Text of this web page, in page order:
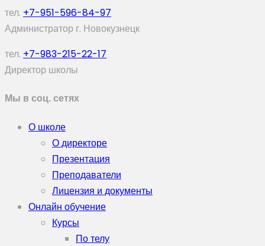
тел. +7-951-596-84-97
Администратор г. Новокузнецк
тел. +7-983-215-22-17
Директор школы
Мы в соц. сетях
О школе
О директоре
Презентация
Преподаватели
Лицензия и документы
Онлайн обучение
Курсы
По телу